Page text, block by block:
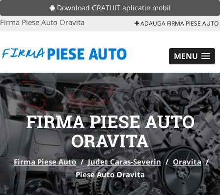
Download GRATUIT aplicatie mobil
Firma Piese Auto Oravita ADAUGA FIRMA PIESE AUTO
MENU
FIRMA PIESE AUTO
ORAVITA
Firma Piese Auto / Judet Caras-Severin / Oravita /
Piese Auto Oravita